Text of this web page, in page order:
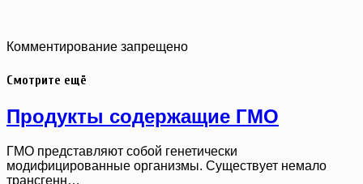
Комментирование запрещено
Смотрите ещё
Продукты содержащие ГМО
ГМО представляют собой генетически
модифицированные организмы. Существует немало
трансгенн…